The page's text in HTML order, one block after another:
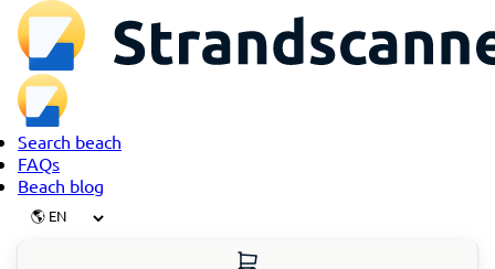
Search beach
FAQs
Beach blog